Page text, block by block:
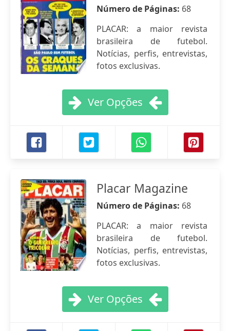
Número de Páginas: 68
PLACAR: a maior revista
brasileira de futebol.
Notícias, perfis, entrevistas,
fotos exclusivas.
Ver Opções
Placar Magazine
Número de Páginas: 68
PLACAR: a maior revista
brasileira de futebol.
Notícias, perfis, entrevistas,
fotos exclusivas.
Ver Opções